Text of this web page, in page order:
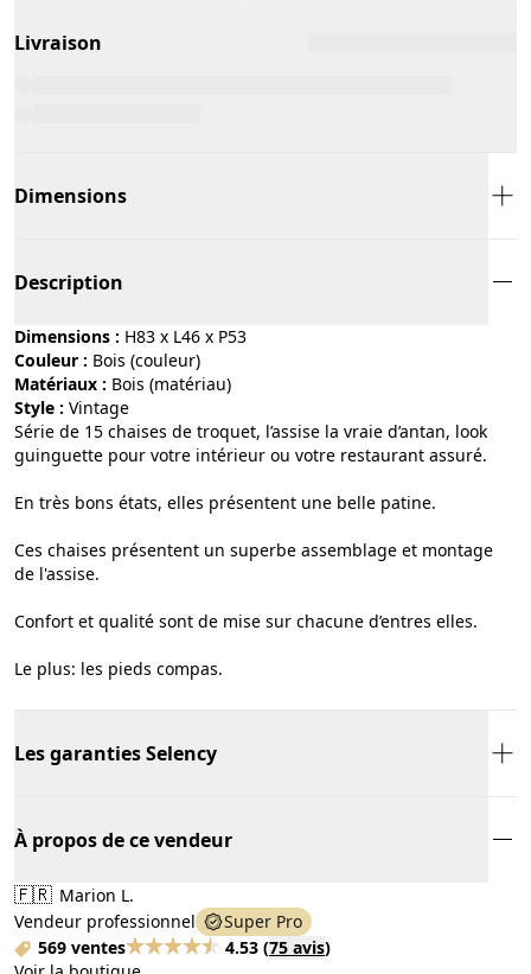
Livraison
Dimensions
Description
Dimensions : H83 x L46 x P53
Couleur :
bois (couleur)
Matériaux :
bois (matériau)
Style :
vintage
Série de 15 chaises de troquet, l’assise la vraie d’antan, look
guinguette pour votre intérieur ou votre restaurant assuré.
En très bons états, elles présentent une belle patine.
Ces chaises présentent un superbe assemblage et montage
de l'assise.
Confort et qualité sont de mise sur chacune d’entres elles.
Le plus: les pieds compas.
Les garanties Selency
À propos de ce vendeur
🇫🇷 Marion L.
Vendeur professionnel
Super Pro
569 ventes
4.53 (75 avis)